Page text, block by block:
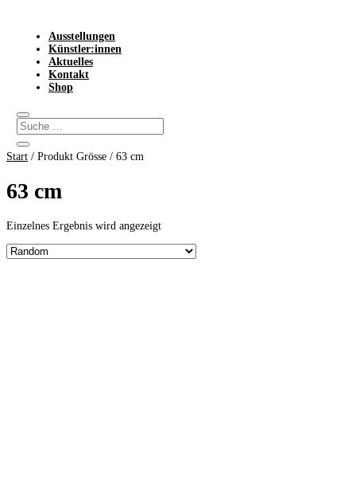
Ausstellungen
Künstler:innen
Aktuelles
Kontakt
Shop
Start / Produkt Grösse / 63 cm
63 cm
Einzelnes Ergebnis wird angezeigt